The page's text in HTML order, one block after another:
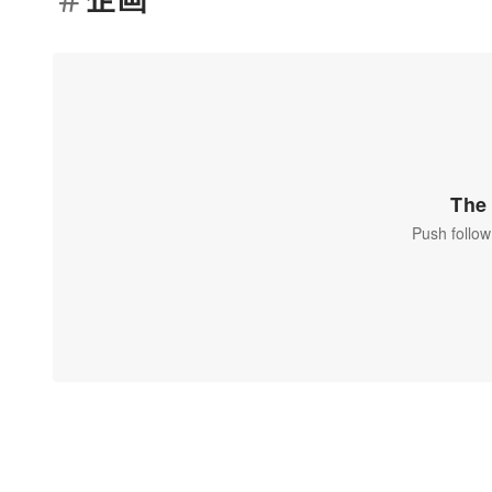
Push